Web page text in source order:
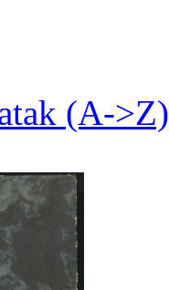
(A->Z)